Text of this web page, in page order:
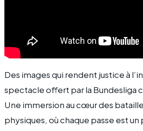
Des images qui rendent justice à
spectacle offert par la Bundesliga
Une immersion au cœur des
physiques, où chaque passe est un